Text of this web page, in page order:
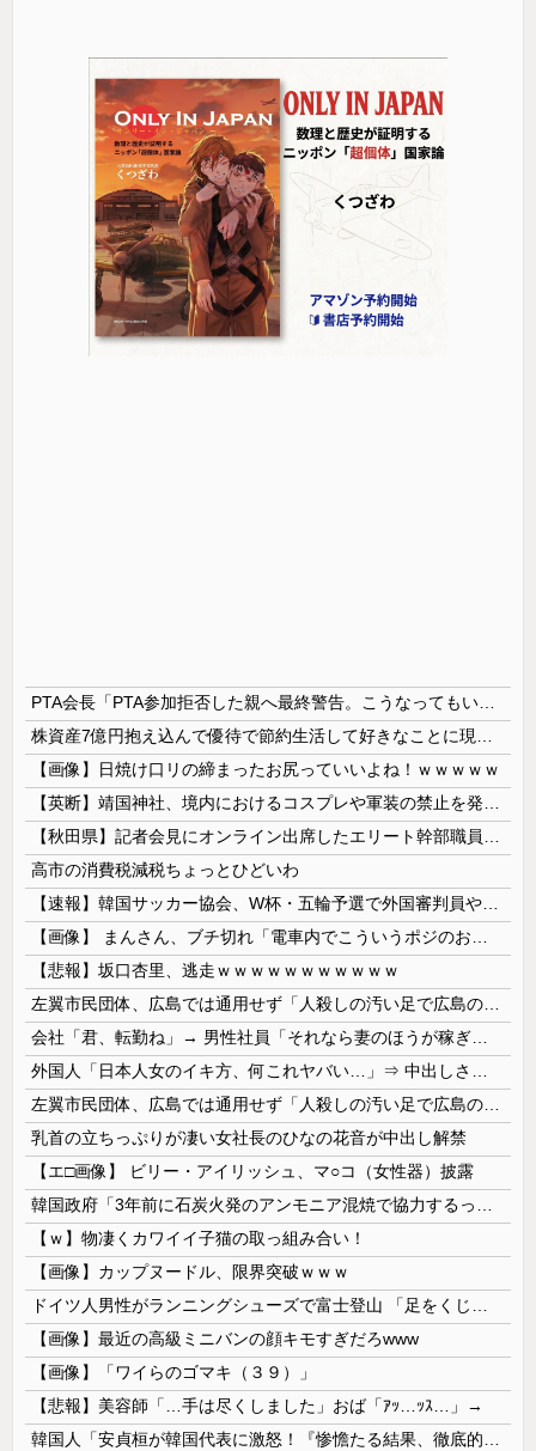
【画像】日焼け口リの締まったお尻っていいよね！ｗｗｗｗｗ
高市の消費税減税ちょっとひどいわ
【悲報】坂口杏里、逃走ｗｗｗｗｗｗｗｗｗｗｗ
乳首の立ちっぷりが凄い女社長のひなの花音が中出し解禁
【エ□画像】 ビリー・アイリッシュ、マ○コ（女性器）披露
【ｗ】物凄くカワイイ子猫の取っ組み合い！
【画像】カップヌードル、限界突破ｗｗｗ
【画像】最近の高級ミニバンの顔キモすぎだろwww
【画像】「ワイらのゴマキ（３９）」
【悲報】美容師「…手は尽くしました」おば「ｱｯ…ｯｽ…」→